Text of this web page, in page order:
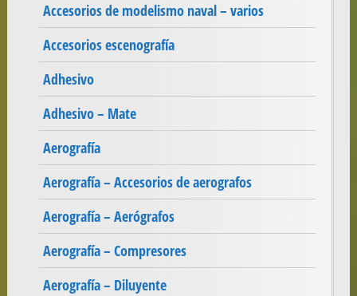
Accesorios de modelismo naval – varios
Accesorios escenografía
Adhesivo
Adhesivo – Mate
Aerografía
Aerografía – Accesorios de aerografos
Aerografía – Aerógrafos
Aerografía – Compresores
Aerografía – Diluyente